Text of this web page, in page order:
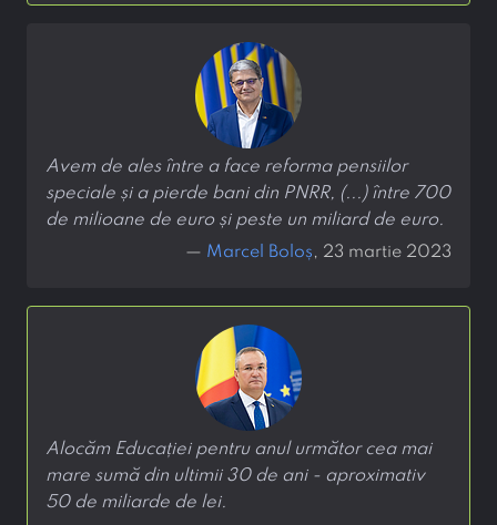
Avem de ales între a face reforma pensiilor
speciale și a pierde bani din PNRR, (...) între 700
de milioane de euro și peste un miliard de euro.
— Marcel Boloș, 23 martie 2023
Alocăm Educației pentru anul următor cea mai
mare sumă din ultimii 30 de ani - aproximativ
50 de miliarde de lei.